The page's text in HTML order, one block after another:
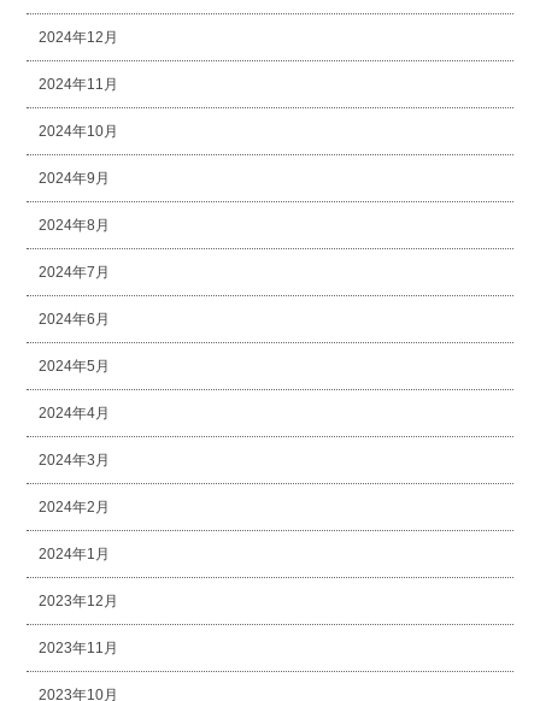
2024年12月
2024年11月
2024年10月
2024年9月
2024年8月
2024年7月
2024年6月
2024年5月
2024年4月
2024年3月
2024年2月
2024年1月
2023年12月
2023年11月
2023年10月